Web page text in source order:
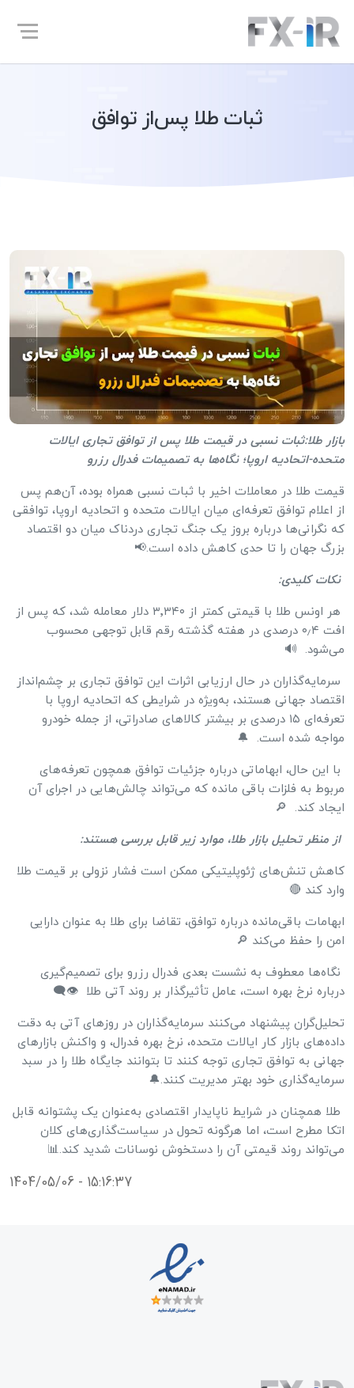
ثبات طلا پس‌از توافق
بازار طلا:ثبات نسبی در قیمت طلا پس از توافق تجاری ایالات
متحده-اتحادیه اروپا؛ نگاه‌ها به تصمیمات فدرال رزرو
قیمت طلا در معاملات اخیر با ثبات نسبی همراه بوده، آن‌هم پس
از اعلام توافق تعرفه‌ای میان ایالات متحده و اتحادیه اروپا، توافقی
که نگرانی‌ها درباره بروز یک جنگ تجاری دردناک میان دو اقتصاد
بزرگ جهان را تا حدی کاهش داده است.📢
نکات کلیدی:
هر اونس طلا با قیمتی کمتر از ۳٬۳۴۰ دلار معامله شد، که پس از
افت ۰٫۴ درصدی در هفته گذشته رقم قابل توجهی محسوب
می‌شود. 🔊
سرمایه‌گذاران در حال ارزیابی اثرات این توافق تجاری بر چشم‌انداز
اقتصاد جهانی هستند، به‌ویژه در شرایطی که اتحادیه اروپا با
تعرفه‌ای ۱۵ درصدی بر بیشتر کالاهای صادراتی، از جمله خودرو
مواجه شده است. 🔔
با این حال، ابهاماتی درباره جزئیات توافق همچون تعرفه‌های
مربوط به فلزات باقی مانده که می‌تواند چالش‌هایی در اجرای آن
ایجاد کند. 🔎
از منظر تحلیل بازار طلا، موارد زیر قابل بررسی هستند:
کاهش تنش‌های ژئوپلیتیکی ممکن است فشار نزولی بر قیمت طلا
وارد کند 🔴
ابهامات باقی‌مانده درباره توافق، تقاضا برای طلا به عنوان دارایی
امن را حفظ می‌کند 🔎
نگاه‌ها معطوف به نشست بعدی فدرال رزرو برای تصمیم‌گیری
درباره نرخ بهره است، عامل تأثیرگذار بر روند آتی طلا 👁‍🗨
تحلیل‌گران پیشنهاد می‌کنند سرمایه‌گذاران در روزهای آتی به دقت
داده‌های بازار کار ایالات متحده، نرخ بهره فدرال، و واکنش بازارهای
جهانی به توافق تجاری توجه کنند تا بتوانند جایگاه طلا را در سبد
سرمایه‌گذاری خود بهتر مدیریت کنند.🔔
طلا همچنان در شرایط ناپایدار اقتصادی به‌عنوان یک پشتوانه قابل
اتکا مطرح است، اما هرگونه تحول در سیاست‌گذاری‌های کلان
می‌تواند روند قیمتی آن را دستخوش نوسانات شدید کند.📊
1404/05/06 - 15:16:37